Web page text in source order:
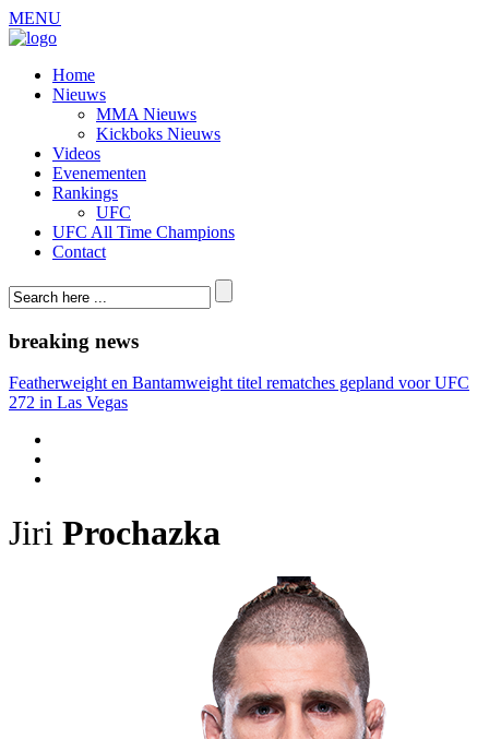
MENU
Home
Nieuws
MMA Nieuws
Kickboks Nieuws
Videos
Evenementen
Rankings
UFC
UFC All Time Champions
Contact
breaking news
Featherweight en Bantamweight titel rematches gepland voor UFC
272 in Las Vegas
Jiri Prochazka